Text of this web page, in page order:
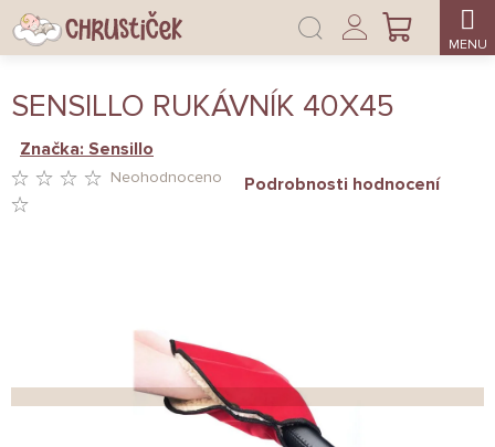
Přejít
na
obsah
NÁKUPNÍ
Přihlášení
SENSILLO RUKÁVNÍK 40X45
HVĚZDIČEK.
Neohodnoceno Podrobnosti hodnocení
Značka: Sensillo